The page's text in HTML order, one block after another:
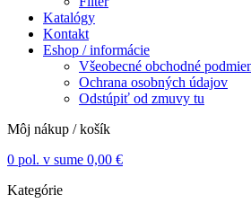
Katalógy
Kontakt
Eshop / informácie
Všeobecné obchodné
Ochrana osobných údajov
Odstúpiť od zmuvy tu
Môj nákup / košík
0 pol. v sume 0,00 €
Kategórie